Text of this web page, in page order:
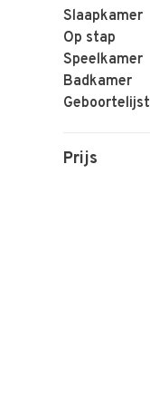
Slaapkamer
Op stap
Speelkamer
Badkamer
Geboortelijst
Prijs